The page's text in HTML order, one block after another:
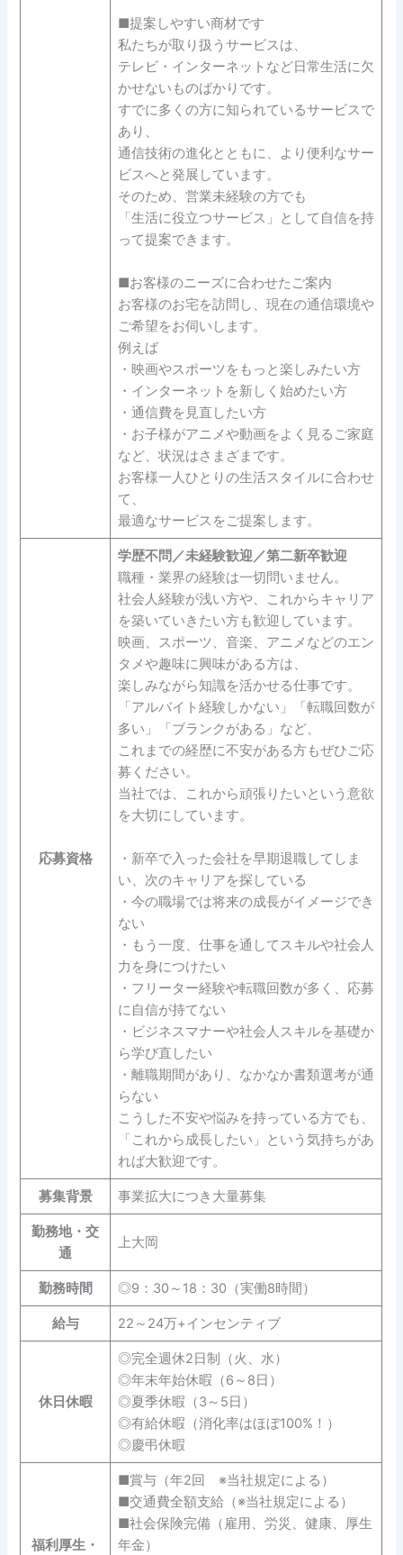
■提案しやすい商材です
私たちが取り扱うサービスは、
テレビ・インターネットなど日常生活に欠
かせないものばかりです。
すでに多くの方に知られているサービスで
あり、
通信技術の進化とともに、より便利なサー
ビスへと発展しています。
そのため、営業未経験の方でも
「生活に役立つサービス」として自信を持
って提案できます。
■お客様のニーズに合わせたご案内
お客様のお宅を訪問し、現在の通信環境や
ご希望をお伺いします。
例えば
・映画やスポーツをもっと楽しみたい方
・インターネットを新しく始めたい方
・通信費を見直したい方
・お子様がアニメや動画をよく見るご家庭
など、状況はさまざまです。
お客様一人ひとりの生活スタイルに合わせ
て、
最適なサービスをご提案します。
応募資格
学歴不問／未経験歓迎／第二新卒歓迎
職種・業界の経験は一切問いません。
社会人経験が浅い方や、これからキャリア
を築いていきたい方も歓迎しています。
映画、スポーツ、音楽、アニメなどのエン
タメや趣味に興味がある方は、
楽しみながら知識を活かせる仕事です。
「アルバイト経験しかない」「転職回数が
多い」「ブランクがある」など、
これまでの経歴に不安がある方もぜひご応
募ください。
当社では、これから頑張りたいという意欲
を大切にしています。
・新卒で入った会社を早期退職してしま
い、次のキャリアを探している
・今の職場では将来の成長がイメージでき
ない
・もう一度、仕事を通してスキルや社会人
力を身につけたい
・フリーター経験や転職回数が多く、応募
に自信が持てない
・ビジネスマナーや社会人スキルを基礎か
ら学び直したい
・離職期間があり、なかなか書類選考が通
らない
こうした不安や悩みを持っている方でも、
「これから成長したい」という気持ちがあ
れば大歓迎です。
募集背景 事業拡大につき大量募集
勤務地・交
通
上大岡
勤務時間 ◎9：30～18：30（実働8時間）
給与 22～24万+インセンティブ
休日休暇
◎完全週休2日制（火、水）
◎年末年始休暇（6～8日）
◎夏季休暇（3～5日）
◎有給休暇（消化率はほぼ100%！）
◎慶弔休暇
福利厚生・
■賞与（年2回 ※当社規定による）
■交通費全額支給（※当社規定による）
■社会保険完備（雇用、労災、健康、厚生
年金）